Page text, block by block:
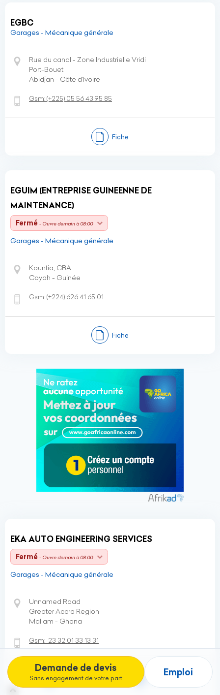
Demande de devis
Sans engagement de votre part
Emploi
EGBC
Garages - Mécanique générale
Rue du canal - Zone Industrielle Vridi
Port-Bouet
Abidjan - Côte d’Ivoire
Gsm:(+225) 05 56 43 95 85
Fiche
EGUIM (ENTREPRISE GUINEENNE DE
MAINTENANCE)
Fermé - Ouvre demain à 08:00
Garages - Mécanique générale
Kountia, CBA
Coyah - Guinée
Gsm:(+224) 626 41 65 01
Fiche
EKA AUTO ENGINEERING SERVICES
Fermé - Ouvre demain à 08:00
Garages - Mécanique générale
Unnamed Road
Greater Accra Region
Mallam - Ghana
Gsm: 23 32 01 33 13 31
Fiche Itinéraire